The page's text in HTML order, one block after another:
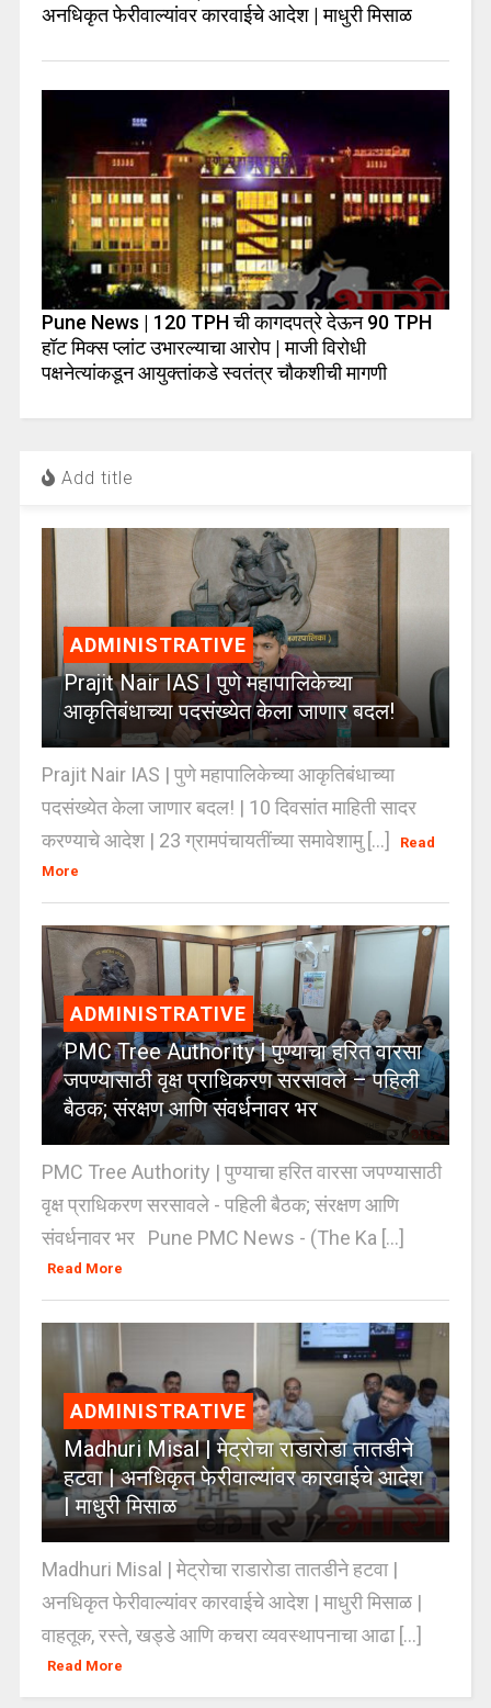
अनधिकृत फेरीवाल्यांवर कारवाईचे आदेश | माधुरी मिसाळ
Pune News | 120 TPH ची कागदपत्रे देऊन 90 TPH
हॉट मिक्स प्लांट उभारल्याचा आरोप | माजी विरोधी
पक्षनेत्यांकडून आयुक्तांकडे स्वतंत्र चौकशीची मागणी
Add title
ADMINISTRATIVE
Prajit Nair IAS | पुणे महापालिकेच्या
आकृतिबंधाच्या पदसंख्येत केला जाणार बदल!
Prajit Nair IAS | पुणे महापालिकेच्या आकृतिबंधाच्या
पदसंख्येत केला जाणार बदल! | 10 दिवसांत माहिती सादर
करण्याचे आदेश | 23 ग्रामपंचायतींच्या समावेशामु [...]
Read
More
ADMINISTRATIVE
PMC Tree Authority | पुण्याचा हरित वारसा
जपण्यासाठी वृक्ष प्राधिकरण सरसावले – पहिली
बैठक; संरक्षण आणि संवर्धनावर भर
PMC Tree Authority | पुण्याचा हरित वारसा जपण्यासाठी
वृक्ष प्राधिकरण सरसावले - पहिली बैठक; संरक्षण आणि
संवर्धनावर भर Pune PMC News - (The Ka [...]
Read More
ADMINISTRATIVE
Madhuri Misal | मेट्रोचा राडारोडा तातडीने
हटवा | अनधिकृत फेरीवाल्यांवर कारवाईचे आदेश
| माधुरी मिसाळ
Madhuri Misal | मेट्रोचा राडारोडा तातडीने हटवा |
अनधिकृत फेरीवाल्यांवर कारवाईचे आदेश | माधुरी मिसाळ |
वाहतूक, रस्ते, खड्डे आणि कचरा व्यवस्थापनाचा आढा [...]
Read More